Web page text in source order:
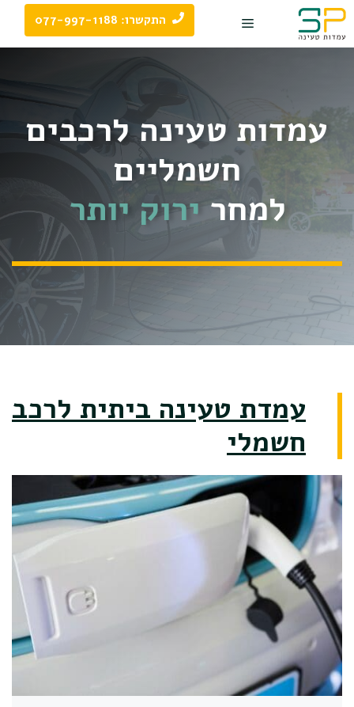
לדלג
לתוכן
התקשרו: 077-997-1188
עמדות טעינה לרכבים
חשמליים
למחרירוק יותר
עמדת טעינה ביתית לרכב
חשמלי